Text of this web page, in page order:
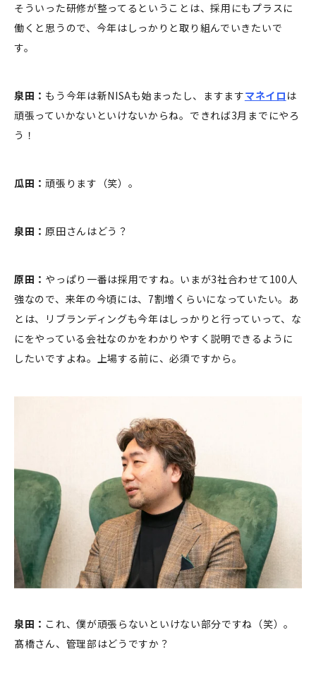
そういった研修が整ってるということは、採用にもプラスに
働くと思うので、今年はしっかりと取り組んでいきたいで
す。
泉田： もう今年は新NISAも始まったし、ますますマネイロ は
頑張っていかないといけないからね。できれば3月までにやろ
う！
瓜田：頑張ります（笑）。
泉田： 原田さんはどう？
原田： やっぱり一番は採用ですね。いまが3社合わせて100人
強なので、来年の今頃には、7割増くらいになっていたい。あ
とは、リブランディングも今年はしっかりと行っていって、な
にをやっている会社なのかをわかりやすく説明できるように
したいですよね。上場する前に、必須ですから。
泉田： これ、僕が頑張らないといけない部分ですね（笑）。
髙橋さん、管理部はどうですか？